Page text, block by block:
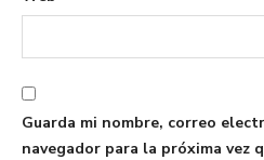
Guarda mi nombre, correo
navegador para la próxima vez